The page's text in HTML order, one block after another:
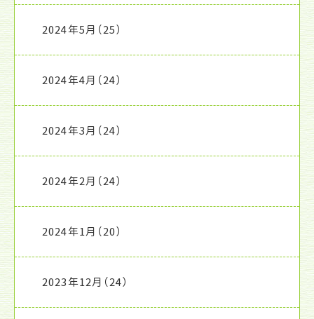
2024年5月 （25）
2024年4月 （24）
2024年3月 （24）
2024年2月 （24）
2024年1月 （20）
2023年12月 （24）